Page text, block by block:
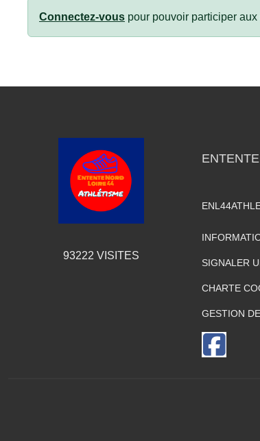
Connectez-vous pour pouvoir participer
93222 VISITES
SIGNALER
CHARTE
GESTION